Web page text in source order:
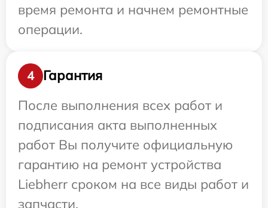
время ремонта и начнем ремонтные
операции.
4
Гарантия
После выполнения всех работ и
подписания акта выполненных
работ Вы получите официальную
гарантию на ремонт устройства
Liebherr сроком на все виды работ и
запчасти.